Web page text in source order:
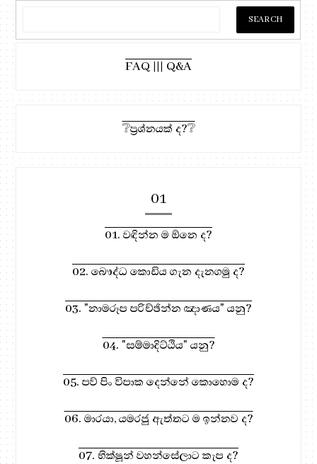
FAQ ||| Q&A
❔ප්‍රශ්නයක් ද?❔
01
01. වඳින්න ම ඕනෙ ද?
02. බෞද්ධ කොඩිය ගැන දැනගමු ද?
03. "නාමරූප පරිච්ඡින්න ඤාණය" යනු?
04. "සම්මාදිට්ඨිය" යනු?
05. පව් පිං විපාක දෙන්නේ කොහොම ද?
06. මාරයා, යමරජු ඇත්තට ම ඉන්නව ද?
07. භික්ෂූන් වහන්සේලාට කැප ද?